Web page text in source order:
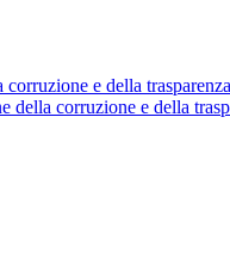
e della trasparenza
della corruzione e della